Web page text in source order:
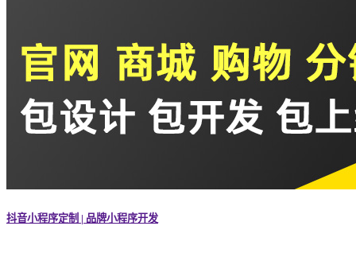
抖音小程序定制 | 品牌小程序开发